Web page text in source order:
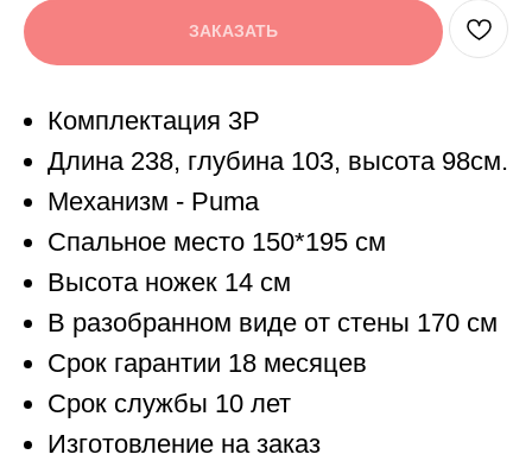
ЗАКАЗАТЬ
Комплектация 3Р
Длина 238, глубина 103, высота 98см.
Механизм - Puma
Спальное место 150*195 см
Высота ножек 14 см
В разобранном виде от стены 170 см
Срок гарантии 18 месяцев
Срок службы 10 лет
Изготовление на заказ